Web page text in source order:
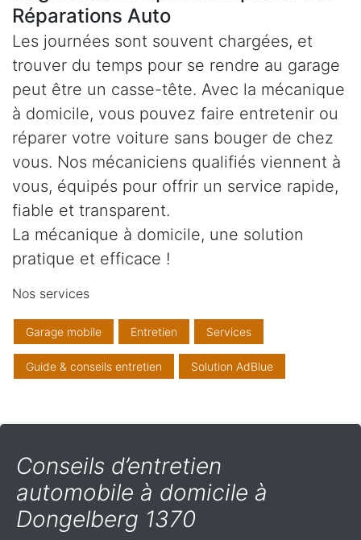
Réparations Auto
Les journées sont souvent chargées, et
trouver du temps pour se rendre au garage
peut être un casse-tête. Avec la mécanique
à domicile, vous pouvez faire entretenir ou
réparer votre voiture sans bouger de chez
vous. Nos mécaniciens qualifiés viennent à
vous, équipés pour offrir un service rapide,
fiable et transparent.
La mécanique à domicile, une solution
pratique et efficace !
Nos services
Garage mobile Entretien Services
Guide & conseils entretien Solution AdBlue
Conseils d’entretien
automobile à domicile à
Dongelberg 1370